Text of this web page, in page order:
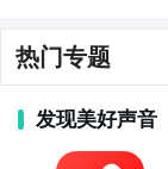
热门专题
发现美好声音